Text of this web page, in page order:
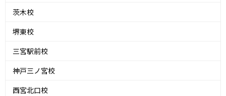
茨木校
堺東校
三宮駅前校
神戸三ノ宮校
西宮北口校